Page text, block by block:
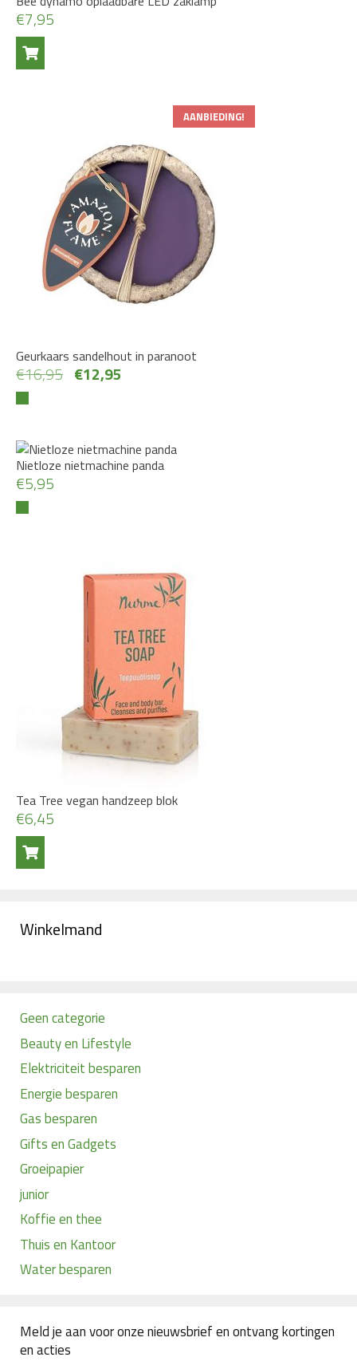
€7,95
AANBIEDING!
Geurkaars sandelhout in paranoot
€16,95 Oorspronkelijke
€12,95
Nietloze nietmachine panda
€5,95
Tea Tree vegan handzeep blok
€6,45
Winkelmand
Geen categorie
Beauty en Lifestyle
Elektriciteit besparen
Energie besparen
Gas besparen
Gifts en Gadgets
Groeipapier
junior
Koffie en thee
Thuis en Kantoor
Water besparen
Meld je aan voor onze nieuwsbrief en ontvang kortingen
en acties